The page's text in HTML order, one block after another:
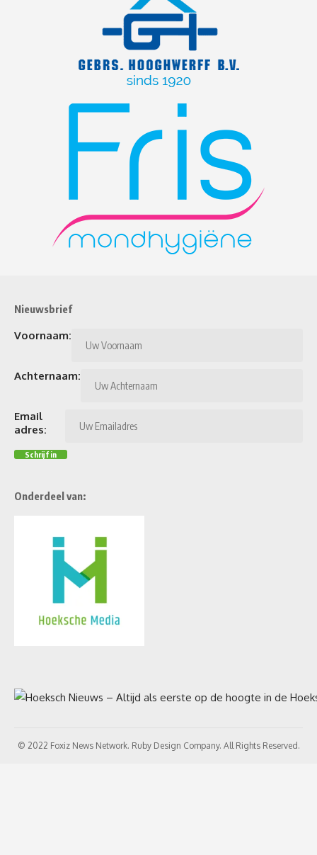
Nieuwsbrief
Voornaam:
Achternaam:
Email
adres:
Onderdeel van:
© 2022 Foxiz News Network. Ruby Design Company. All Rights Reserved.